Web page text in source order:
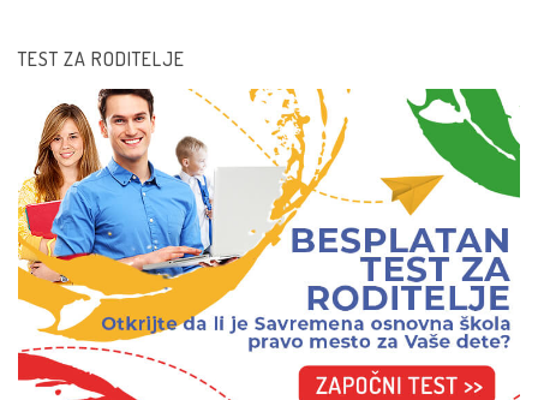
TEST ZA RODITELJE